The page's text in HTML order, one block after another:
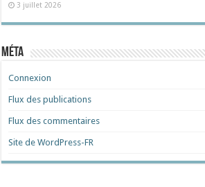
3 juillet 2026
Méta
Connexion
Flux des publications
Flux des commentaires
Site de WordPress-FR